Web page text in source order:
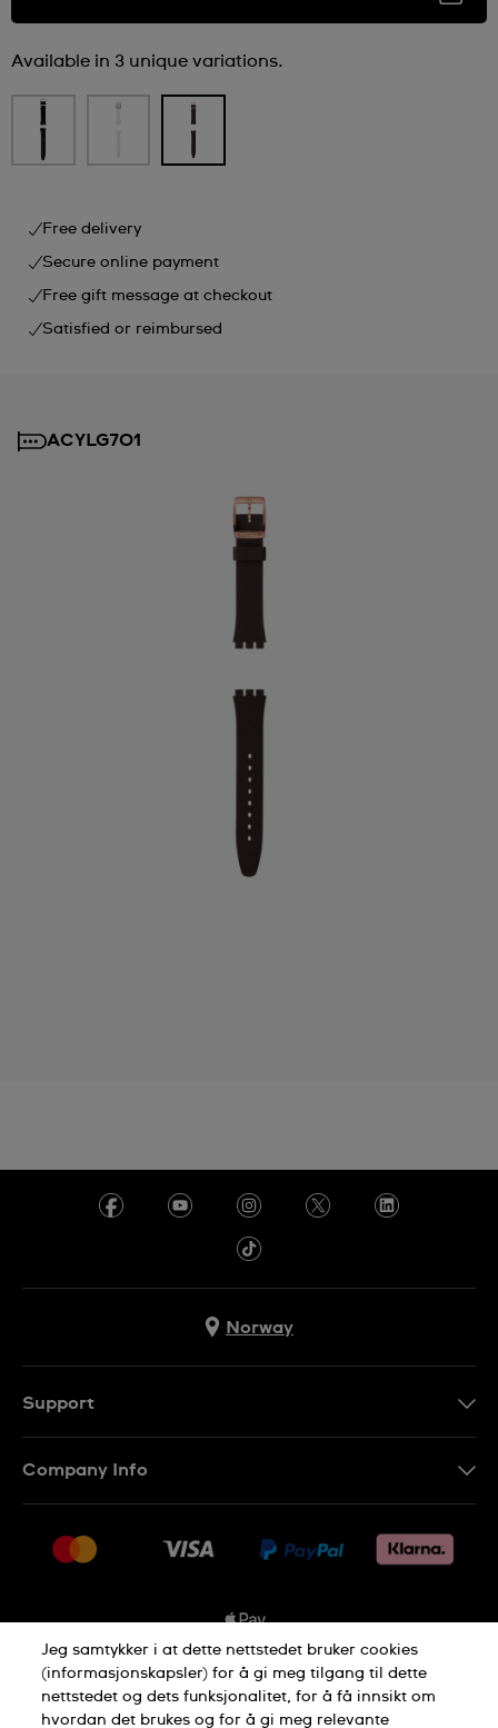
Available in 3 unique variations.
Free delivery
Secure online payment
Free gift message at checkout
Satisfied or reimbursed
ACYLG701
Norway
Support
Returer
Company Info
Jobs
Privacy Policy Cookie Notice
Jeg samtykker i at dette nettstedet bruker cookies
(informasjonskapsler) for å gi meg tilgang til dette
nettstedet og dets funksjonalitet, for å få innsikt om
hvordan det brukes og for å gi meg relevante